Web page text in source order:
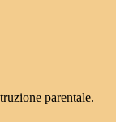
parentale.